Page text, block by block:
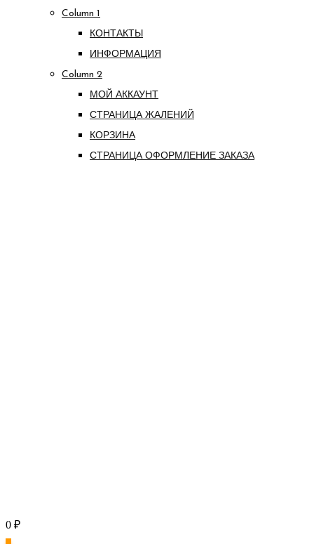
Column 1
КОНТАКТЫ
ИНФОРМАЦИЯ
Column 2
МОЙ АККАУНТ
СТРАНИЦА ЖАЛЕНИЙ
КОРЗИНА
СТРАНИЦА ОФОРМЛЕНИЕ ЗАКАЗА
0 ₽